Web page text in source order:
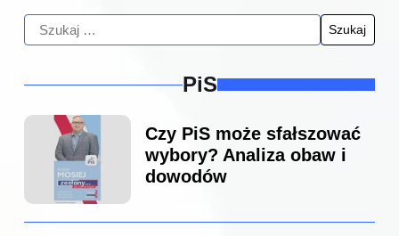
PiS
Czy PiS może sfałszować
wybory? Analiza obaw i
dowodów